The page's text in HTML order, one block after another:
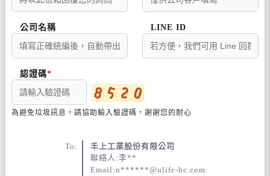
公司名稱 LINE ID
認證碼
為避免垃圾訊息，請協助輸入驗證碼，謝謝您的耐心
To:
丰上工業股份有限公司
聯絡人:李**
Email:n******@ulife-hc.com